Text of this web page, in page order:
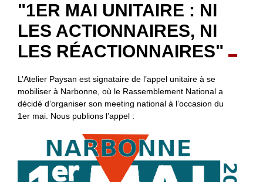
"1ER MAI UNITAIRE : NI
LES ACTIONNAIRES, NI
LES RÉACTIONNAIRES"
L’Atelier Paysan est signataire de l’appel unitaire à se
mobiliser à Narbonne, où le Rassemblement National a
décidé d’organiser son meeting national à l’occasion du
1er mai. Nous publions l’appel :